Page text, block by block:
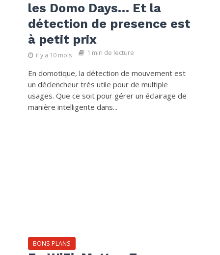
les Domo Days… Et la
détection de presence est
à petit prix
il y a 10 mois 1 min de lecture
En domotique, la détection de mouvement est
un déclencheur très utile pour de multiple
usages. Que ce soit pour gérer un éclairage de
manière intelligente dans...
BONS PLANS